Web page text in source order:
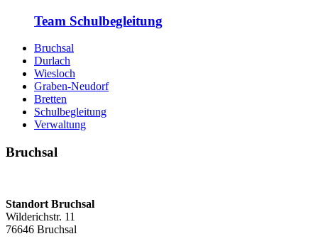
Team Schulbegleitung
Bruchsal
Durlach
Wiesloch
Graben-Neudorf
Bretten
Schulbegleitung
Verwaltung
Bruchsal
Standort Bruchsal
Wilderichstr. 11
76646 Bruchsal